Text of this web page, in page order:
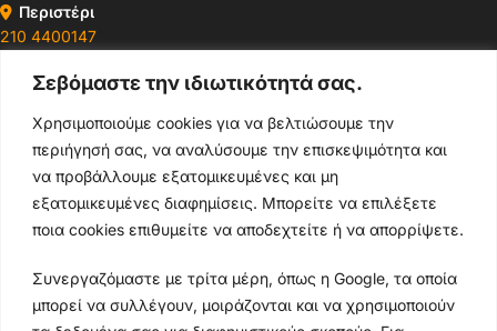
Σεβόμαστε την ιδιωτικότητά σας.
Χρησιμοποιούμε cookies για να βελτιώσουμε την
περιήγησή σας, να αναλύσουμε την επισκεψιμότητα και
να προβάλλουμε εξατομικευμένες και μη
εξατομικευμένες διαφημίσεις. Μπορείτε να επιλέξετε
ποια cookies επιθυμείτε να αποδεχτείτε ή να απορρίψετε.
Συνεργαζόμαστε με τρίτα μέρη, όπως η Google, τα οποία
μπορεί να συλλέγουν, μοιράζονται και να χρησιμοποιούν
Περιστέρι
210 4400147
Ωράρια & Διευθύνσεις →
210 4929089
Κεντρικό τηλέφωνο
info@thikishop.gr
Δευ - Σάβ: 10:00 - 21:00